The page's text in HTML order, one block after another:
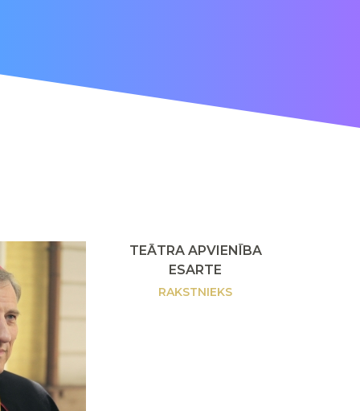
TEĀTRA APVIENĪBA
ESARTE
RAKSTNIEKS